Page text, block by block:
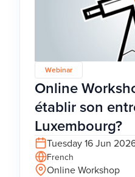
Webinar
Online
établir son
Luxembourg?
Tuesday 16 Jun
French
Online Workshop